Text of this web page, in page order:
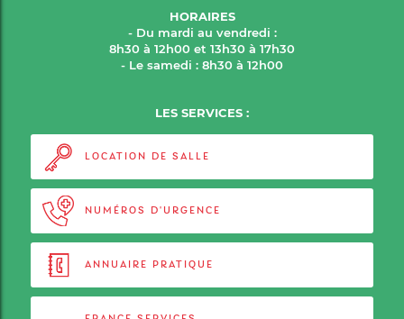
HORAIRES
- Du mardi au vendredi :
8h30 à 12h00 et 13h30 à 17h30
- Le samedi : 8h30 à 12h00
LES SERVICES :
LOCATION DE SALLE
NUMÉROS D'URGENCE
ANNUAIRE PRATIQUE